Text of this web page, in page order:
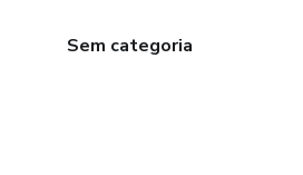
Sem categoria